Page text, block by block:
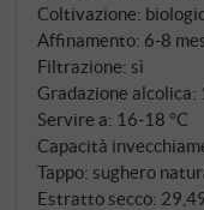
costruita nel 2012
simbolo del
storia geologica.
Coltivazione:
Affinamento: 6‑8
Filtrazione: sì
Gradazione alcolica:
Servire a: 16‑18 °C
Capacità
Tappo: sughero
Estratto secco: